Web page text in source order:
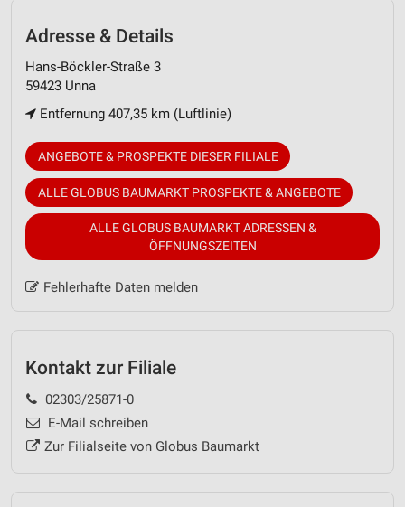
Adresse & Details
Hans-Böckler-Straße 3
59423 Unna
Entfernung 407,35 km (Luftlinie)
ANGEBOTE & PROSPEKTE DIESER FILIALE
ALLE GLOBUS BAUMARKT PROSPEKTE & ANGEBOTE
ALLE GLOBUS BAUMARKT ADRESSEN &
ÖFFNUNGSZEITEN
Fehlerhafte Daten melden
Kontakt zur Filiale
02303/25871-0
E-Mail schreiben
Zur Filialseite von Globus Baumarkt